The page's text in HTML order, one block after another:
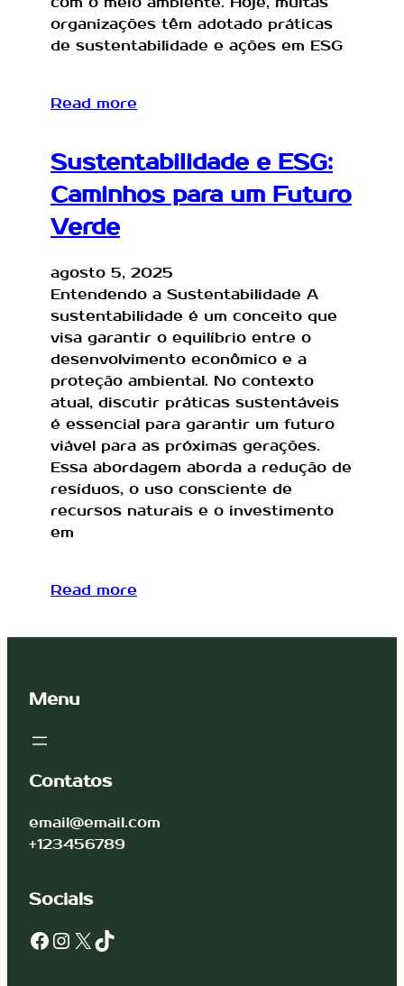
organizações têm adotado práticas
de sustentabilidade e ações em ESG
Read more
Sustentabilidade e ESG:
Caminhos para um Futuro
Verde
agosto 5, 2025
Entendendo a Sustentabilidade A
sustentabilidade é um conceito que
visa garantir o equilíbrio entre o
desenvolvimento econômico e a
proteção ambiental. No contexto
atual, discutir práticas sustentáveis
é essencial para garantir um futuro
viável para as próximas gerações.
Essa abordagem aborda a redução de
resíduos, o uso consciente de
recursos naturais e o investimento
em
Read more
Menu
Contatos
email@email.com
+123456789
Socials
Facebook InstagramX TikTok